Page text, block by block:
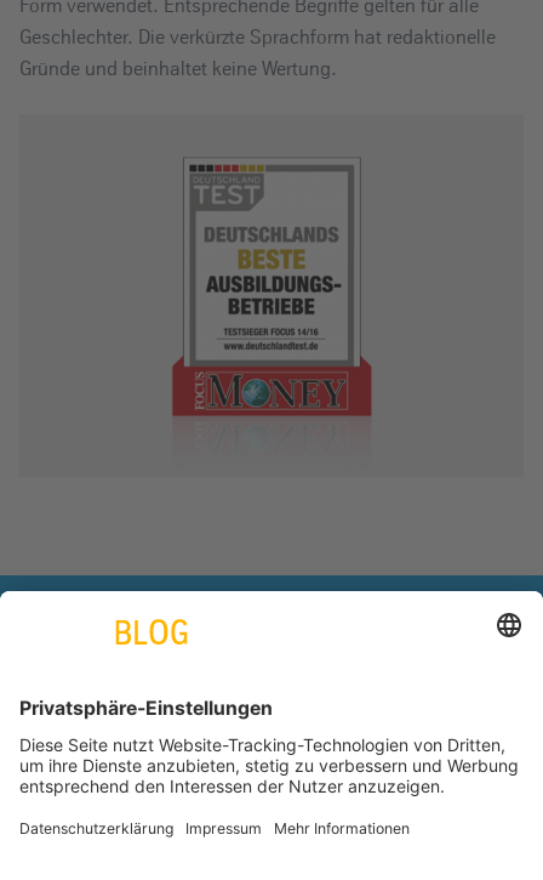
Geschlechter. Die verkürzte Sprachform hat redaktionelle
Gründe und beinhaltet keine Wertung.
engineering. tomorrow. together.